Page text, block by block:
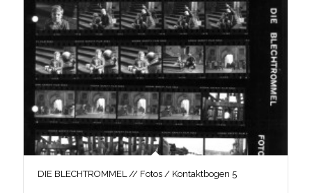
DIE BLECHTROMMEL // Fotos / Kontaktbogen 5